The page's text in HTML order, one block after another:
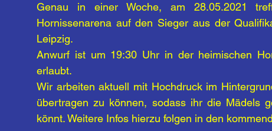
Genau in einer Woche, am 28.05.2021
Hornissenarena auf den Sieger aus der
Leipzig.
Anwurf ist um 19:30 Uhr in der heimischen
erlaubt.
Wir arbeiten aktuell mit Hochdruck im
übertragen zu können, sodass ihr die Mädels
könnt. Weitere Infos hierzu folgen in den